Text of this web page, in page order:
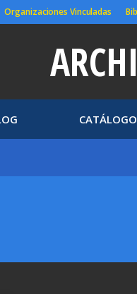
Organizaciones Vinculadas
CATÁLOGO